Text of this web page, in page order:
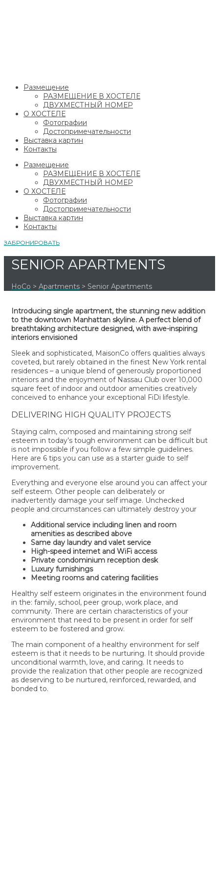
Размещение
РАЗМЕЩЕНИЕ В ХОСТЕЛЕ
ДВУХМЕСТНЫЙ НОМЕР
О ХОСТЕЛЕ
Фотографии
Достопримечательности
Выставка картин
Контакты
Размещение
РАЗМЕЩЕНИЕ В ХОСТЕЛЕ
ДВУХМЕСТНЫЙ НОМЕР
О ХОСТЕЛЕ
Фотографии
Достопримечательности
Выставка картин
Контакты
ЗАБРОНИРОВАТЬ
SENIOR APARTMENTS
HoCo > Apartments > Senior Apartments
Introducing single apartment, the stunning new addition
to the downtown Manhattan skyline. A perfect blend of
breathtaking architecture designed, with awe-inspiring
interiors envisioned
Sleek and sophisticated, MaisonCo offers qualities always
coveted, but rarely obtained in the finest New York rental
residences – a unique blend of generously proportioned
interiors and the enjoyment of Nassau Club over 10,000
square feet of indoor and outdoor amenities creatively
conceived to enhance your exceptional FiDi lifestyle.
DELIVERING HIGH QUALITY PROJECTS
Staying calm, composed and maintaining strong self
esteem in today’s tough environment can be difficult but
is not impossible if you follow a few simple guidelines.
Here are 6 tips you can use as a starter guide to self
improvement.
Everything and everyone else around you can affect your
self esteem. Other people can deliberately or
inadvertently damage your self image. Unchecked
people and circumstances can ultimately destroy your
Additional service including linen and room
amenities as described above
Same day laundry and valet service
High-speed internet and WiFi access
Private condominium reception desk
Luxury furnishings
Meeting rooms and catering facilities
Healthy self esteem originates in the environment found
in the: family, school, peer group, work place, and
community. There are certain characteristics of your
environment that need to be present in order for self
esteem to be fostered and grow.
The main component of a healthy environment for self
esteem is that it needs to be nurturing. It should provide
unconditional warmth, love, and caring. It needs to
provide the realization that other people are recognized
as deserving to be nurtured, reinforced, rewarded, and
bonded to.